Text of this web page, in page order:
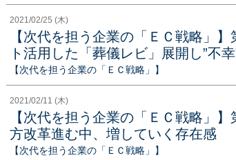
2021/02/25 (木)
【次代を担う企業の「ＥＣ戦略」
ト活用した「葬儀レビ」展開し”不
【次代を担う企業の「ＥＣ戦略」】
2021/02/11 (木)
【次代を担う企業の「ＥＣ戦略」
方改革進む中、増していく存在感
【次代を担う企業の「ＥＣ戦略」】